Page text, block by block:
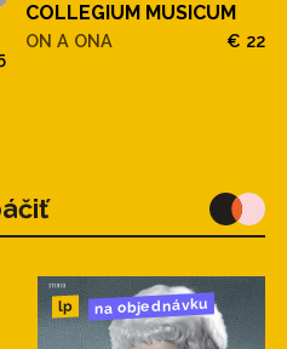
COLLEGIUM MUSICUM
ON A ONA € 22
lp na objednávku